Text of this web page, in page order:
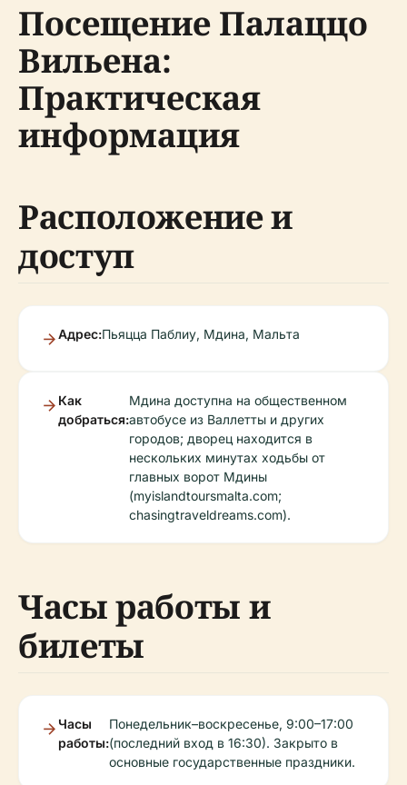
Посещение Палаццо
Вильена:
Практическая
информация
Расположение и
доступ
Адрес:Пьяцца Паблиу, Мдина, Мальта
Как
добраться:
Мдина доступна на общественном
автобусе из Валлетты и других
городов; дворец находится в
нескольких минутах ходьбы от
главных ворот Мдины
(myislandtoursmalta.com;
chasingtraveldreams.com).
Часы работы и
билеты
Часы
работы:
Понедельник–воскресенье, 9:00–17:00
(последний вход в 16:30). Закрыто в
основные государственные праздники.